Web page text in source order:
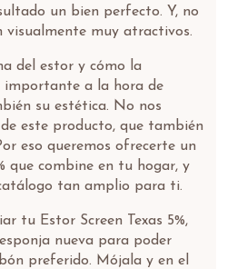
un bien perfecto. Y, no
visualmente muy atractivos.
del estor y cómo la
importante a la hora de
su estética. No nos
este producto, que también
eso queremos ofrecerte un
que combine en tu hogar, y
tan amplio para ti.
tu Estor Screen Texas 5%,
nueva para poder
preferido. Mójala y en el